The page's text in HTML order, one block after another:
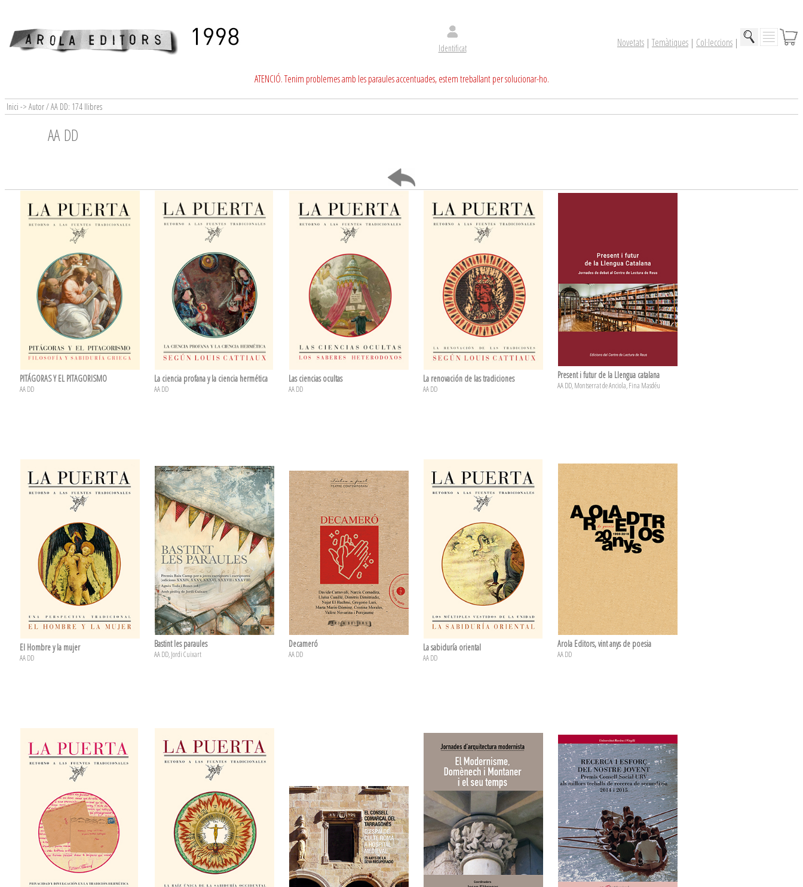
Identificat Novetats | Temàtiques | Col·leccions |
ATENCIÓ. Tenim problemes amb les paraules accentuades, estem treballant per solucionar-ho.
Inici -> Autor / AA DD: 174 llibres
AA DD
PITÁGORAS Y EL PITAGORISMO
AA DD
La ciencia profana y la ciencia hermética
AA DD
Las ciencias ocultas
AA DD
La renovación de las tradiciones
AA DD
Present i futur de la Llengua catalana
AA DD, Montserrat de Anciola, Fina Masdéu
El Hombre y la mujer
AA DD
Bastint les paraules
AA DD, Jordi Cuixart
Decameró
AA DD
La sabiduría oriental
AA DD
Arola Editors, vint anys de poesia
AA DD